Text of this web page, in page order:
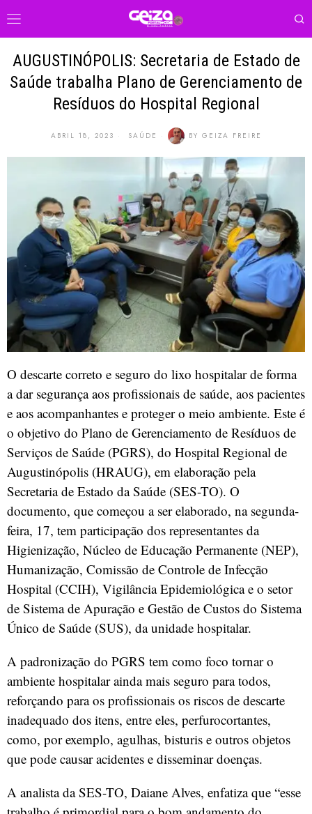
AUGUSTINÓPOLIS: Secretaria de Estado de
Saúde trabalha Plano de Gerenciamento de
Resíduos do Hospital Regional
ABRIL 18, 2023 SAÚDE BY GEIZA FREIRE
O descarte correto e seguro do lixo hospitalar de forma
a dar segurança aos profissionais de saúde, aos pacientes
e aos acompanhantes e proteger o meio ambiente. Este é
o objetivo do Plano de Gerenciamento de Resíduos de
Serviços de Saúde (PGRS), do Hospital Regional de
Augustinópolis (HRAUG), em elaboração pela
Secretaria de Estado da Saúde (SES-TO). O
documento, que começou a ser elaborado, na segunda-
feira, 17, tem participação dos representantes da
Higienização, Núcleo de Educação Permanente (NEP),
Humanização, Comissão de Controle de Infecção
Hospital (CCIH), Vigilância Epidemiológica e o setor
de Sistema de Apuração e Gestão de Custos do Sistema
Único de Saúde (SUS), da unidade hospitalar.
A padronização do PGRS tem como foco tornar o
ambiente hospitalar ainda mais seguro para todos,
reforçando para os profissionais os riscos de descarte
inadequado dos itens, entre eles, perfurocortantes,
como, por exemplo, agulhas, bisturis e outros objetos
que pode causar acidentes e disseminar doenças.
A analista da SES-TO, Daiane Alves, enfatiza que “esse